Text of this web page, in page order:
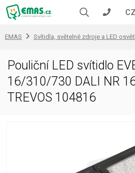
EMAS Svítidla, světelné zdroje a LED
Pouliční LED svítidlo
16/310/730 DALI NR
TREVOS 104816